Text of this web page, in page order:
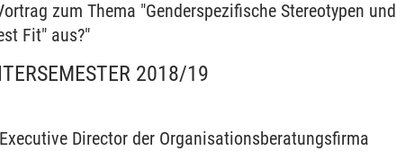
zum Thema "Genderspezifische Stereotypen und
Fit" aus?"
2018/19
Director der Organisationsberatungsfirma